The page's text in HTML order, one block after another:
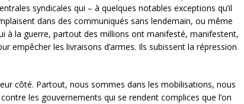
syndicales qui – à quelques notables exceptions qu’il
dans des communiqués sans lendemain, ou même
à la guerre, partout des millions ont manifesté, manifestent,
empêcher les livraisons d’armes. Ils subissent la répression
côté. Partout, nous sommes dans les mobilisations, nous
les gouvernements qui se rendent complices que l’on